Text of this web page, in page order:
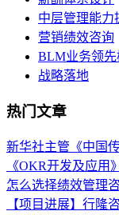
中层管理能力
营销绩效咨询
BLM业务领先
战略落地
热门文章
新华社主管《中国
《OKR开发及应用
怎么选择绩效管理
【项目进展】行隆